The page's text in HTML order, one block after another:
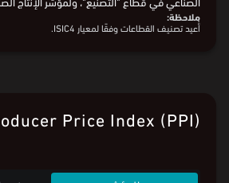
الصناعي في قطاع "التصنيع"، ولمؤشر الإنتاج
ملاحظة:
أُعيد تصنيف القطاعات وفقًا لمعيار ISIC4.
Price Index (PPI)